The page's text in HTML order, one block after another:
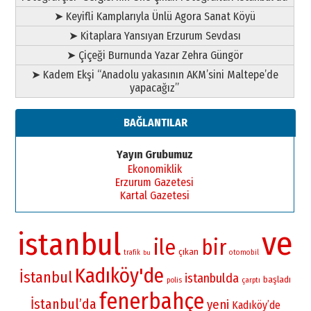
➤ Keyifli Kamplarıyla Ünlü Agora Sanat Köyü
➤ Kitaplara Yansıyan Erzurum Sevdası
➤ Çiçeği Burnunda Yazar Zehra Güngör
➤ Kadem Ekşi “Anadolu yakasının AKM’sini Maltepe’de
yapacağız”
BAĞLANTILAR
Yayın Grubumuz
Ekonomiklik
Erzurum Gazetesi
Kartal Gazetesi
istanbul trafik bu ile çıkan bir otomobil ve
İstanbul Kadıköy'de polis istanbulda çarptı başladı
İstanbul’da fenerbahçe yeni Kadıköy’de